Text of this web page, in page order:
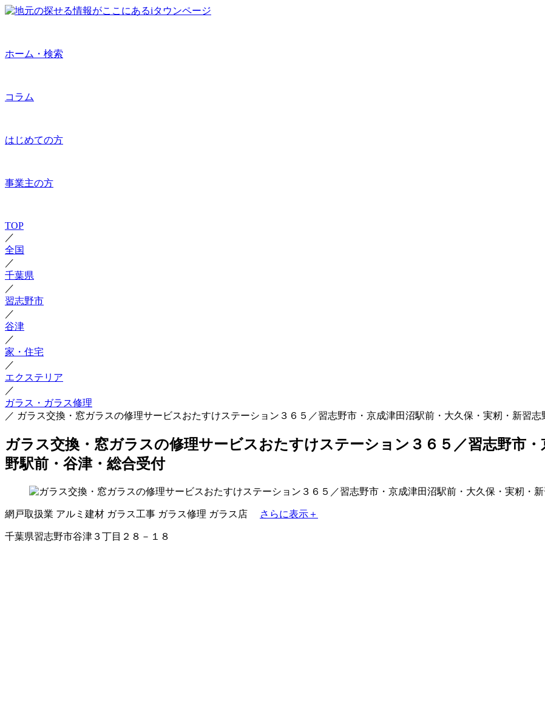
ホーム・検索
コラム
はじめての方
事業主の方
TOP
／
全国
／
千葉県
／
習志野市
／
谷津
／
家・住宅
／
エクステリア
／
ガラス・ガラス修理
／ ガラス交換・窓ガラスの修理サービスおたすけステーション３６５／習志野市・京成津田沼駅前・大久保・実籾・新習
ガラス交換・窓ガラスの修理サービスおたすけステーション３６５／習志野市
野駅前・谷津・総合受付
網戸取扱業 アルミ建材 ガラス工事 ガラス修理 ガラス店 さらに表示＋
千葉県習志野市谷津３丁目２８－１８